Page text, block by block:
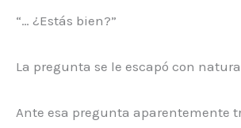
“… ¿Estás bien?”
La pregunta se le escapó con
Ante esa pregunta aparentemente